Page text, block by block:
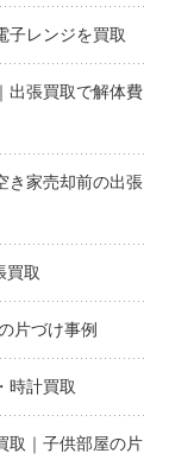
子レンジを買取
出張買取で解体費
き家売却前の出張
買取
片づけ事例
時計買取
取｜子供部屋の片